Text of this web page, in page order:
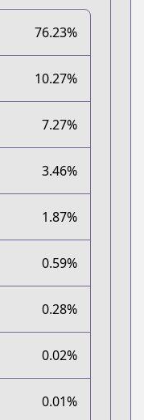
76.23%
10.27%
7.27%
3.46%
1.87%
0.59%
0.28%
0.02%
0.01%